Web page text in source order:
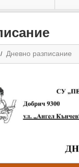
Дневно разписание